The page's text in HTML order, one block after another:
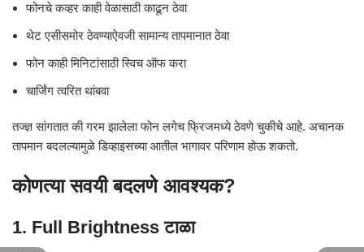
फोनचे कव्हर काही वेळासाठी काढून ठेवा
थेट एसीसमोर ठेवण्याऐवजी सामान्य तापमानात ठेवा
फोन काही मिनिटांसाठी स्विच ऑफ करा
चार्जिंग त्वरित थांबवा
तज्ज्ञ सांगतात की गरम झालेला फोन लगेच फ्रिजमध्ये ठेवणे चुकीचे आहे. अचानक
तापमान बदलल्यामुळे डिव्हाइसच्या आतील भागावर परिणाम होऊ शकतो.
कोणत्या सवयी बदलणे आवश्यक?
1. Full Brightness टाळा